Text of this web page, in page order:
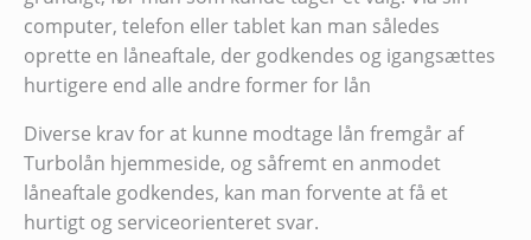
computer, telefon eller tablet kan man således
oprette en låneaftale, der godkendes og igangsættes
hurtigere end alle andre former for lån
Diverse krav for at kunne modtage lån fremgår af
Turbolån hjemmeside, og såfremt en anmodet
låneaftale godkendes, kan man forvente at få et
hurtigt og serviceorienteret svar.